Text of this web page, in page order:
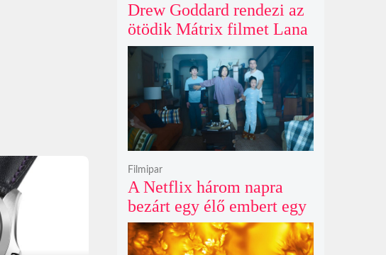
Drew Goddard rendezi az
ötödik Mátrix filmet Lana
Wachowski produceri
felügyelete mellett, és
egyre nagyobb a remény
Keanu Reeves
visszatérésére
A Netflix három napra
bezárt egy élő embert egy
óriásplakátba az új
horrorfilmje kedvéért
Filmipar